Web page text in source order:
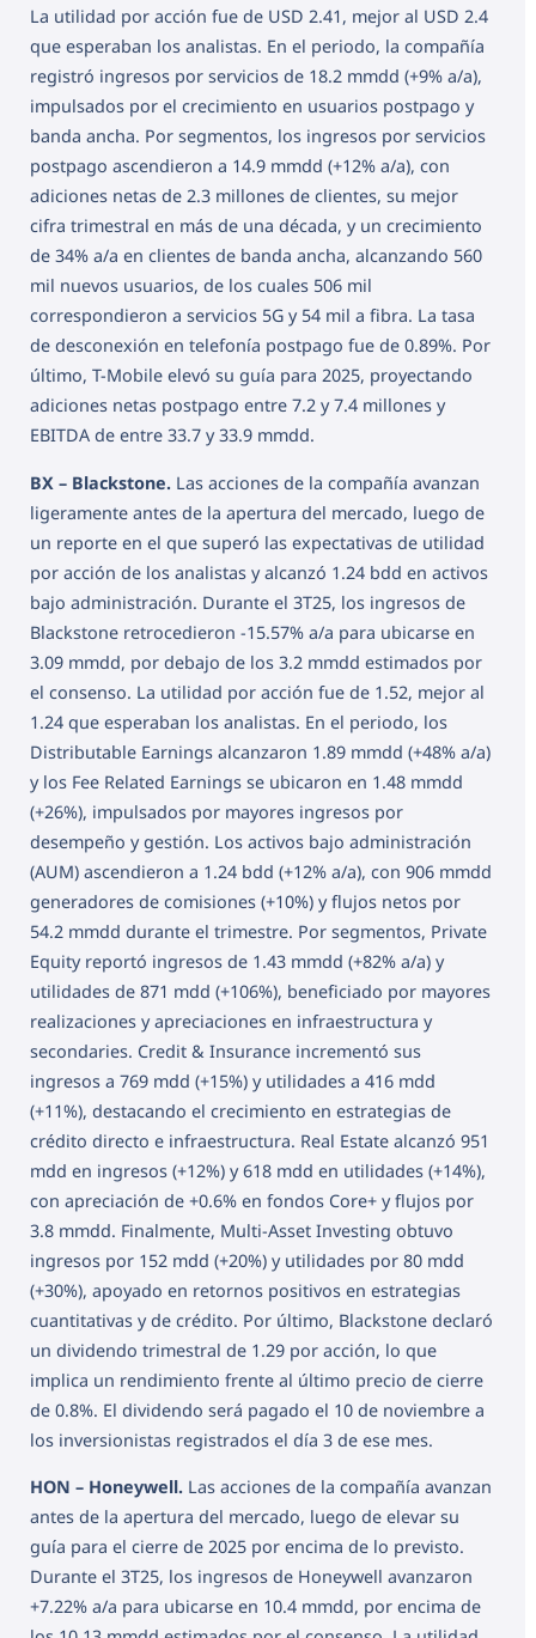
La utilidad por acción fue de USD 2.41, mejor al USD 2.4
que esperaban los analistas. En el periodo, la compañía
registró ingresos por servicios de 18.2 mmdd (+9% a/a),
impulsados por el crecimiento en usuarios postpago y
banda ancha. Por segmentos, los ingresos por servicios
postpago ascendieron a 14.9 mmdd (+12% a/a), con
adiciones netas de 2.3 millones de clientes, su mejor
cifra trimestral en más de una década, y un crecimiento
de 34% a/a en clientes de banda ancha, alcanzando 560
mil nuevos usuarios, de los cuales 506 mil
correspondieron a servicios 5G y 54 mil a fibra. La tasa
de desconexión en telefonía postpago fue de 0.89%. Por
último, T-Mobile elevó su guía para 2025, proyectando
adiciones netas postpago entre 7.2 y 7.4 millones y
EBITDA de entre 33.7 y 33.9 mmdd.
BX – Blackstone. Las acciones de la compañía avanzan
ligeramente antes de la apertura del mercado, luego de
un reporte en el que superó las expectativas de utilidad
por acción de los analistas y alcanzó 1.24 bdd en activos
bajo administración. Durante el 3T25, los ingresos de
Blackstone retrocedieron -15.57% a/a para ubicarse en
3.09 mmdd, por debajo de los 3.2 mmdd estimados por
el consenso. La utilidad por acción fue de 1.52, mejor al
1.24 que esperaban los analistas. En el periodo, los
Distributable Earnings alcanzaron 1.89 mmdd (+48% a/a)
y los Fee Related Earnings se ubicaron en 1.48 mmdd
(+26%), impulsados por mayores ingresos por
desempeño y gestión. Los activos bajo administración
(AUM) ascendieron a 1.24 bdd (+12% a/a), con 906 mmdd
generadores de comisiones (+10%) y flujos netos por
54.2 mmdd durante el trimestre. Por segmentos, Private
Equity reportó ingresos de 1.43 mmdd (+82% a/a) y
utilidades de 871 mdd (+106%), beneficiado por mayores
realizaciones y apreciaciones en infraestructura y
secondaries. Credit & Insurance incrementó sus
ingresos a 769 mdd (+15%) y utilidades a 416 mdd
(+11%), destacando el crecimiento en estrategias de
crédito directo e infraestructura. Real Estate alcanzó 951
mdd en ingresos (+12%) y 618 mdd en utilidades (+14%),
con apreciación de +0.6% en fondos Core+ y flujos por
3.8 mmdd. Finalmente, Multi-Asset Investing obtuvo
ingresos por 152 mdd (+20%) y utilidades por 80 mdd
(+30%), apoyado en retornos positivos en estrategias
cuantitativas y de crédito. Por último, Blackstone declaró
un dividendo trimestral de 1.29 por acción, lo que
implica un rendimiento frente al último precio de cierre
de 0.8%. El dividendo será pagado el 10 de noviembre a
los inversionistas registrados el día 3 de ese mes.
HON – Honeywell. Las acciones de la compañía avanzan
antes de la apertura del mercado, luego de elevar su
guía para el cierre de 2025 por encima de lo previsto.
Durante el 3T25, los ingresos de Honeywell avanzaron
+7.22% a/a para ubicarse en 10.4 mmdd, por encima de